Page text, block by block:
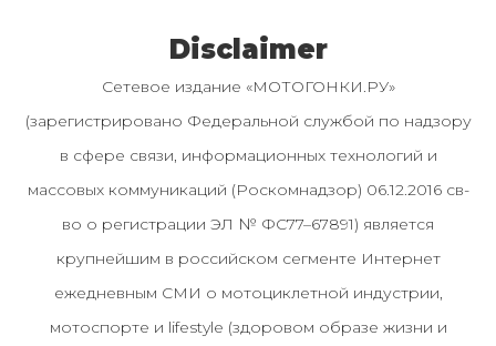
Disclaimer
Сетевое издание «МОТОГОНКИ.РУ»
(зарегистрировано Федеральной службой по надзору
в сфере связи, информационных технологий и
массовых коммуникаций (Роскомнадзор) 06.12.2016 св-
во о регистрации ЭЛ № ФС77–67891) является
крупнейшим в российском сегменте Интернет
ежедневным СМИ о мотоциклетной индустрии,
мотоспорте и lifestyle (здоровом образе жизни и